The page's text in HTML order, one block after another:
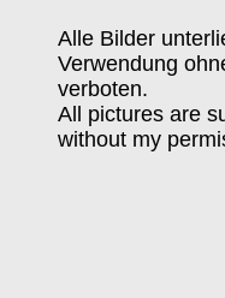
Alle Bilder
Verwendung
verboten.
All pictures are
without my